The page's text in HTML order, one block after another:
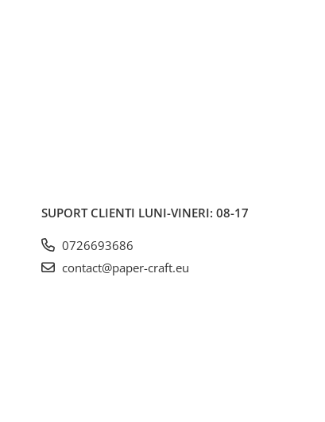
SUPORT CLIENTI LUNI-VINERI: 08-17
0726693686
contact@paper-craft.eu